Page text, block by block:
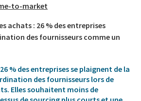
to-market
achats : 26 % des entreprises
des fournisseurs comme un
% des entreprises se plaignent de la
des fournisseurs lors de
Elles souhaitent moins de